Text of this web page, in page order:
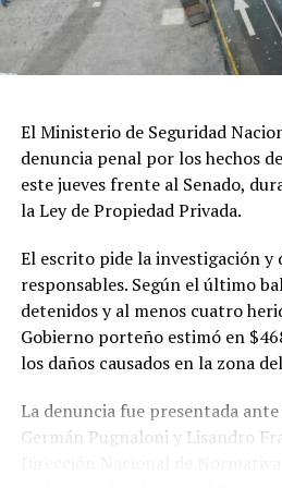
planteos en un documento que
Comité de Patrimonio Mundial,
al Estado argentino suspender
ciudadana utilizados durante el
El referente socioambiental
desarrollo de las audiencias
consideran que esas instancias
participación efectiva de la
En cuanto a los plazos, explicó
internacional prevé solicitar
sesión del Comité de
2027. No obstante, aclaró que
El Ministerio de Seguridad
denuncia penal por los hechos
este jueves frente al Senado,
la Ley de Propiedad Privada.
El escrito pide la investigación y
responsables. Según el último
detenidos y al menos cuatro
Gobierno porteño estimó en
los daños causados en la zona
La denuncia fue presentada
Germán Pugnaloni y Lisandro